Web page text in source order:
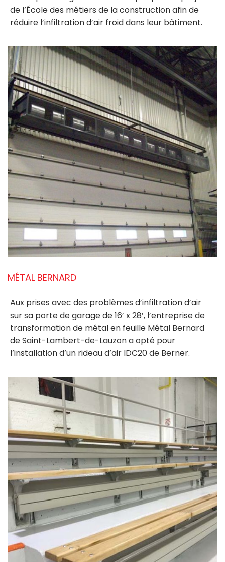
de l’École des métiers de la construction afin de
réduire l’infiltration d’air froid dans leur bâtiment.
MÉTAL BERNARD
Aux prises avec des problèmes d’infiltration d’air
sur sa porte de garage de 16’ x 28’, l’entreprise de
transformation de métal en feuille Métal Bernard
de Saint-Lambert-de-Lauzon a opté pour
l’installation d’un rideau d’air IDC20 de Berner.